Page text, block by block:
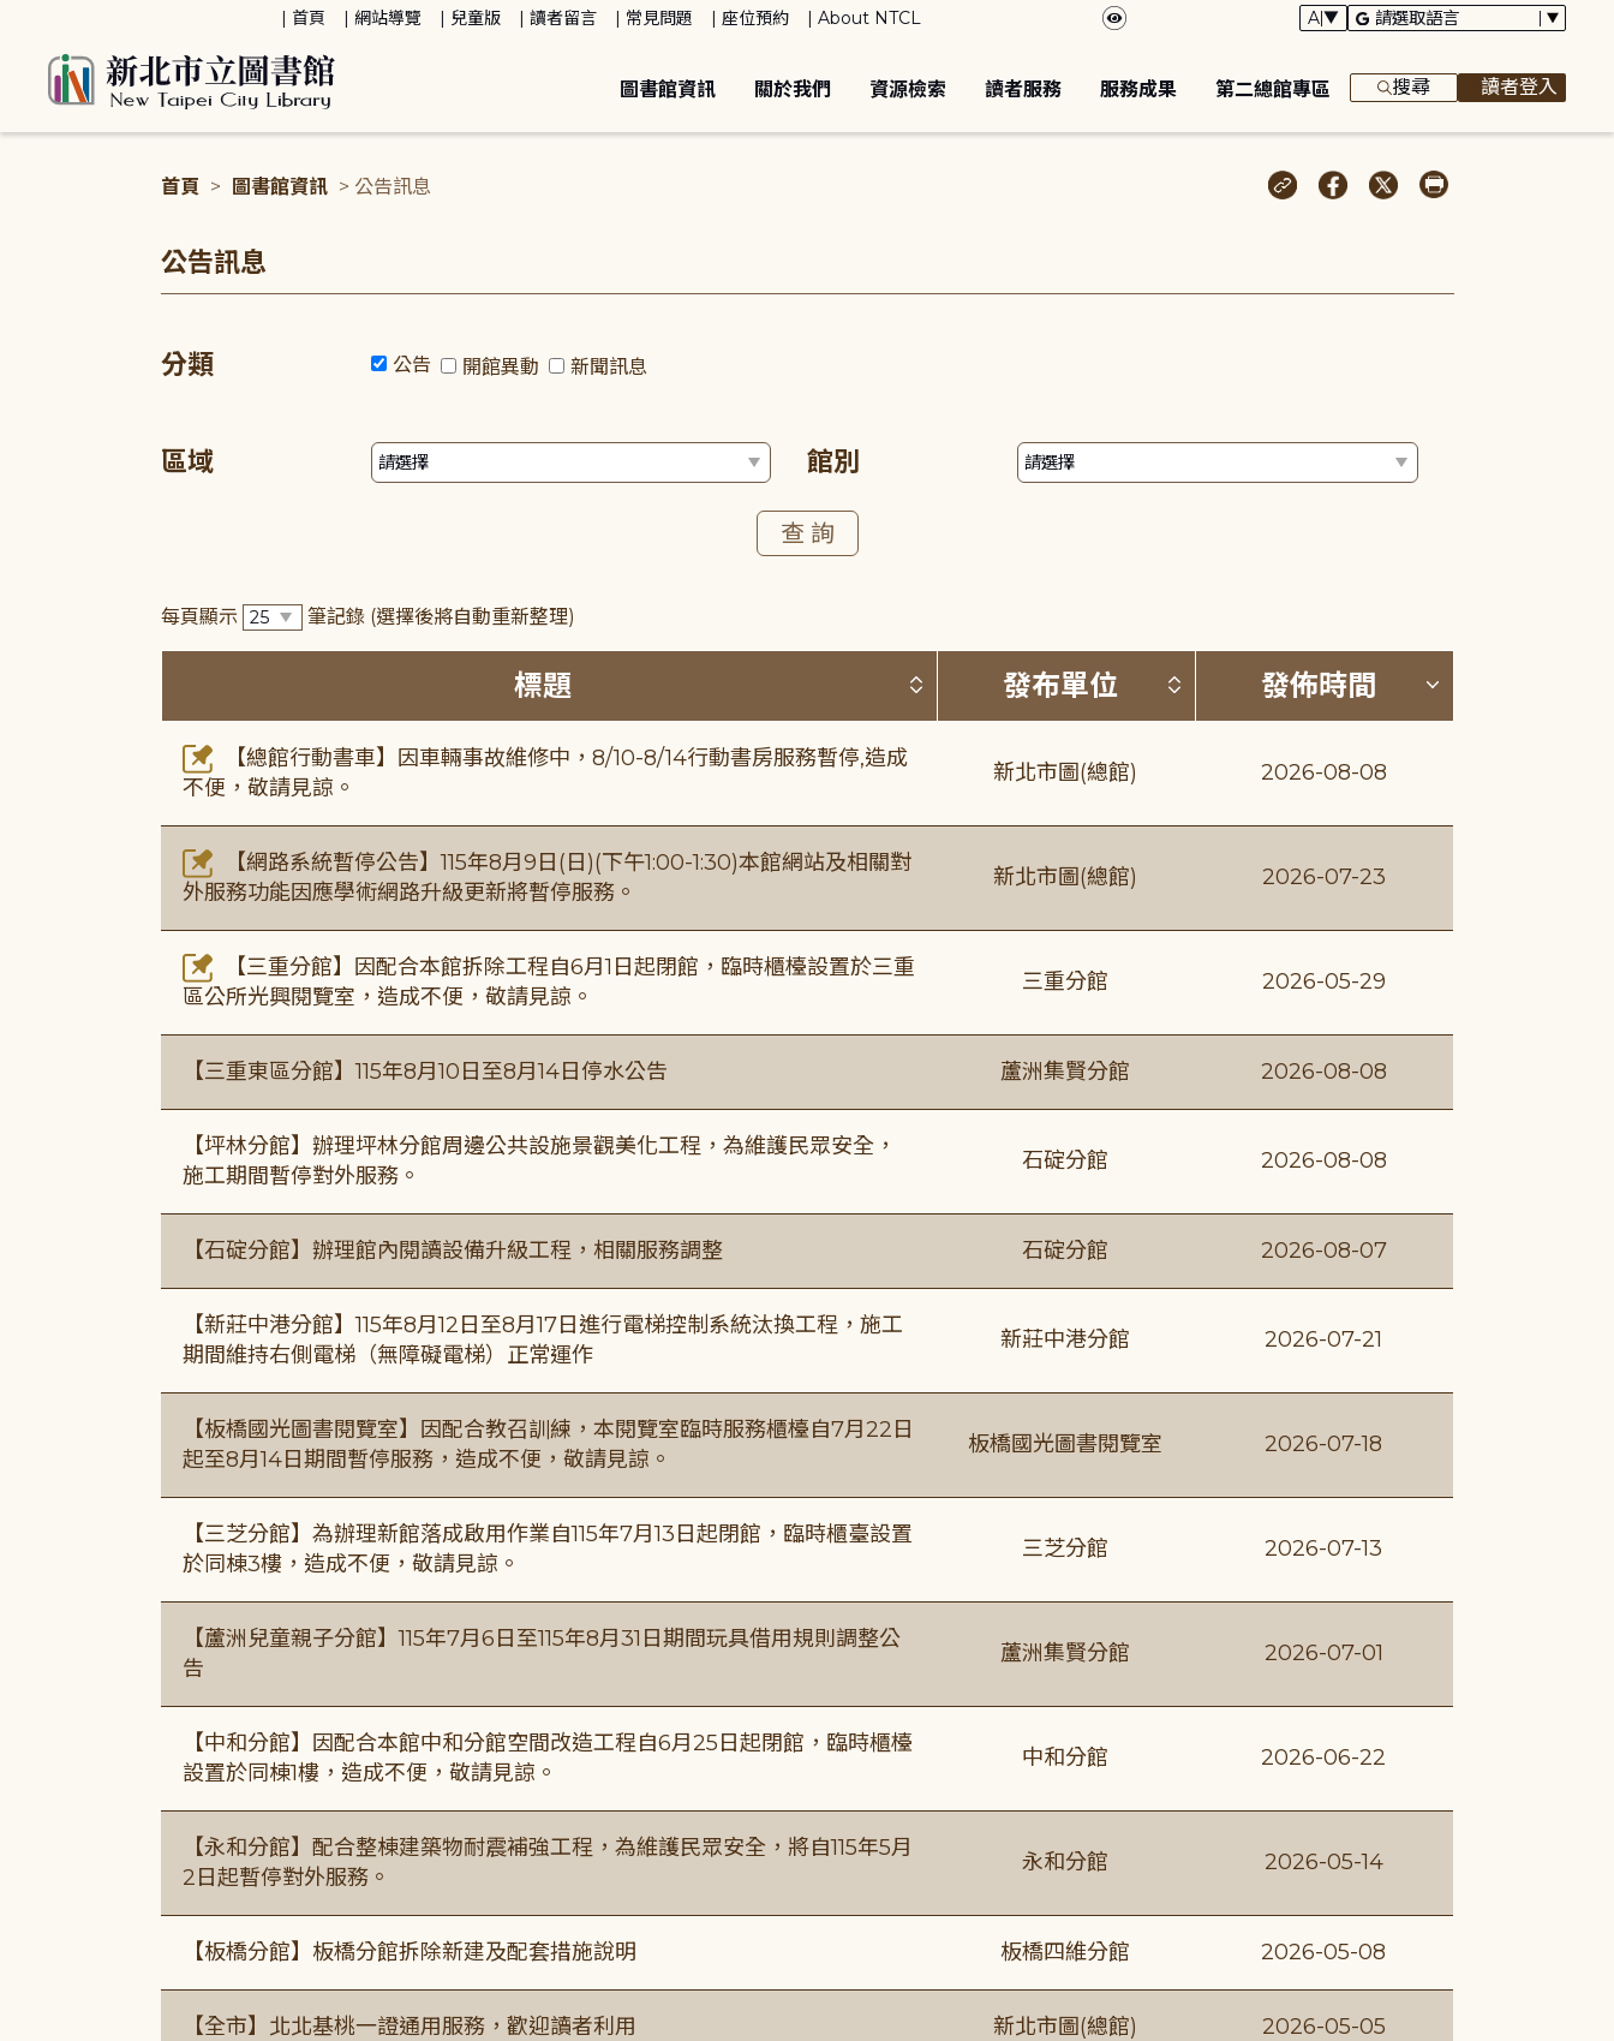
首頁 網站導覽 兒童版 讀者留言 常見問題 座位預約 About NTCL
圖書館資訊 關於我們 資源檢索 讀者服務 服務成果 第二總館專區 搜尋 讀者登入
首頁 > 圖書館資訊 > 公告訊息
公告訊息
分類 公告 開館異動 新聞訊息
區域 館別
每頁顯示 筆記錄 (選擇後將自動重新整理)
標題 按標題排序 (升降冪)
發布單位 按發布單位排序 (升降冪)
發佈時間 按發佈時間
【總館行動書車】因車輛事故維修中，8/10-8/14行動書房服務暫停,造成
不便，敬請見諒。
新北市圖(總館) 2026-08-08
【網路系統暫停公告】115年8月9日(日)(下午1:00-1:30)本館網站及相關對
外服務功能因應學術網路升級更新將暫停服務。
新北市圖(總館) 2026-07-23
【三重分館】因配合本館拆除工程自6月1日起閉館，臨時櫃檯設置於三重
區公所光興閱覽室，造成不便，敬請見諒。
三重分館 2026-05-29
【三重東區分館】115年8月10日至8月14日停水公告 蘆洲集賢分館 2026-08-08
【坪林分館】辦理坪林分館周邊公共設施景觀美化工程，為維護民眾安全，
施工期間暫停對外服務。
石碇分館 2026-08-08
【石碇分館】辦理館內閱讀設備升級工程，相關服務調整 石碇分館 2026-08-07
【新莊中港分館】115年8月12日至8月17日進行電梯控制系統汰換工程，施工
期間維持右側電梯（無障礙電梯）正常運作
新莊中港分館 2026-07-21
【板橋國光圖書閱覽室】因配合教召訓練，本閱覽室臨時服務櫃檯自7月22日
起至8月14日期間暫停服務，造成不便，敬請見諒。
板橋國光圖書閱覽室 2026-07-18
【三芝分館】為辦理新館落成啟用作業自115年7月13日起閉館，臨時櫃臺設置
於同棟3樓，造成不便，敬請見諒。
三芝分館 2026-07-13
【蘆洲兒童親子分館】115年7月6日至115年8月31日期間玩具借用規則調整公
告
蘆洲集賢分館 2026-07-01
【中和分館】因配合本館中和分館空間改造工程自6月25日起閉館，臨時櫃檯
設置於同棟1樓，造成不便，敬請見諒。
中和分館 2026-06-22
【永和分館】配合整棟建築物耐震補強工程，為維護民眾安全，將自115年5月
2日起暫停對外服務。
永和分館 2026-05-14
【板橋分館】板橋分館拆除新建及配套措施說明 板橋四維分館 2026-05-08
【全市】北北基桃一證通用服務，歡迎讀者利用 新北市圖(總館) 2026-05-05